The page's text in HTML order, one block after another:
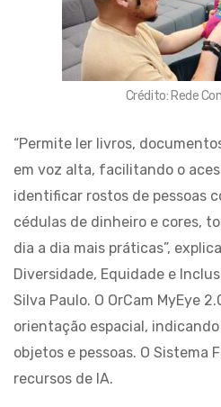
Crédito: Rede
“Permite ler livros,
em voz alta, facilitando o
identificar rostos de pessoas
cédulas de dinheiro e cores,
dia a dia mais práticas”,
Diversidade, Equidade e
Silva Paulo. O OrCam MyEye
orientação espacial,
objetos e pessoas. O Sistema
recursos de IA.